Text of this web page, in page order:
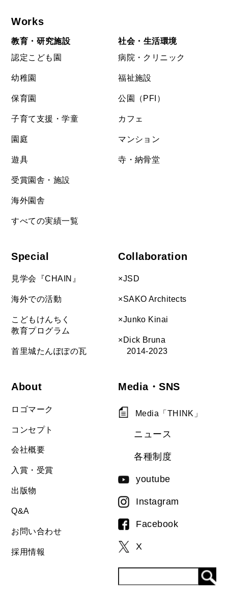
Works
教育・研究施設
認定こども園
幼稚園
保育園
子育て支援・学童
園庭
遊具
受賞園舎・施設
海外園舎
すべての実績一覧
社会・生活環境
病院・クリニック
福祉施設
公園（PFI）
カフェ
マンション
寺・納骨堂
Special
見学会『CHAIN』
海外での活動
こどもけんちく
教育プログラム
首里城たんぽぽの瓦
Collaboration
×JSD
×SAKO Architects
×Junko Kinai
×Dick Bruna
2014-2023
About
ロゴマーク
コンセプト
会社概要
入賞・受賞
出版物
Q&A
お問い合わせ
採用情報
Media・SNS
Media「THINK」
ニュース
各種制度
youtube
Instagram
Facebook
X